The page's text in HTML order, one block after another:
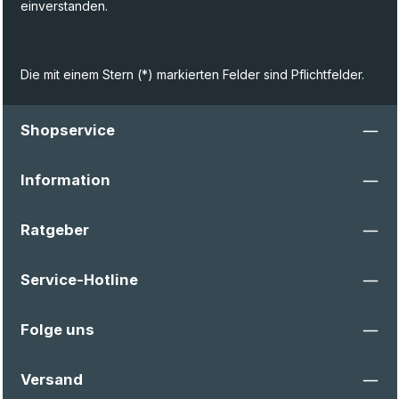
einverstanden.
Die mit einem Stern (*) markierten Felder sind Pflichtfelder.
Shopservice
Information
Ratgeber
Service-Hotline
Folge uns
Versand